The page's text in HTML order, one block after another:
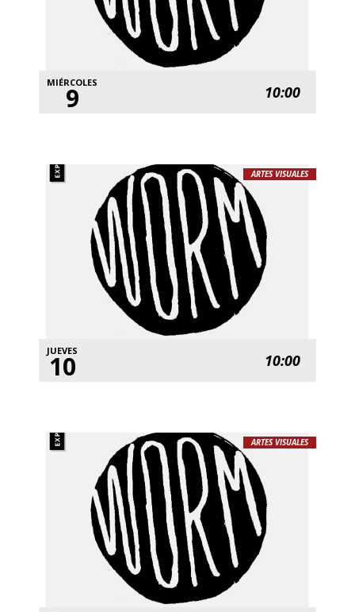
MIÉRCOLES
9 10:00
ARTES VISUALES
JUEVES
10 10:00
ARTES VISUALES